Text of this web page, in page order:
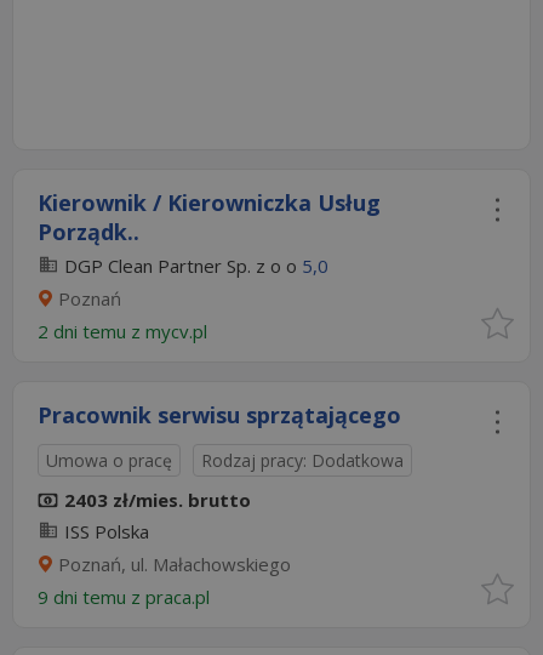
Kierownik / Kierowniczka Usług
Porządk..
DGP Clean Partner Sp. z o o 5,0
Poznań
2 dni temu z mycv.pl
Pracownik serwisu sprzątającego
Umowa o pracę Rodzaj pracy: Dodatkowa
2403 zł/mies. brutto
ISS Polska
Poznań, ul. Małachowskiego
9 dni temu z praca.pl